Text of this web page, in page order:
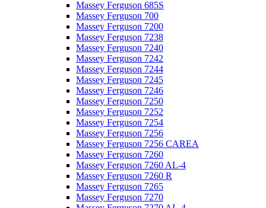
Massey Ferguson 685S
Massey Ferguson 700
Massey Ferguson 7200
Massey Ferguson 7238
Massey Ferguson 7240
Massey Ferguson 7242
Massey Ferguson 7244
Massey Ferguson 7245
Massey Ferguson 7246
Massey Ferguson 7250
Massey Ferguson 7252
Massey Ferguson 7254
Massey Ferguson 7256
Massey Ferguson 7256 CAREA
Massey Ferguson 7260
Massey Ferguson 7260 AL-4
Massey Ferguson 7260 R
Massey Ferguson 7265
Massey Ferguson 7270